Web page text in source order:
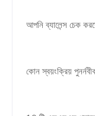
আপনি ব্যালেন্স চেক
কোন স্বয়ংক্রিয়